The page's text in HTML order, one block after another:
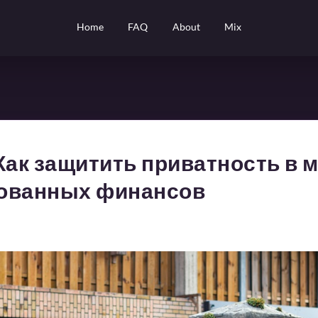
Home FAQ About Mix
защитить приватность в
финансов